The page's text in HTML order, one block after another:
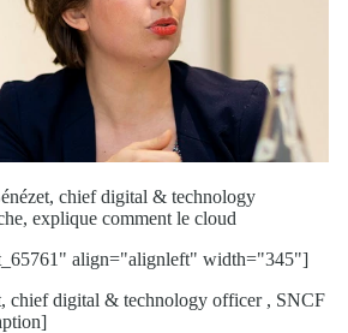
chief digital & technology
explique comment le cloud
align="alignleft" width="345"]
chief digital & technology officer , SNCF